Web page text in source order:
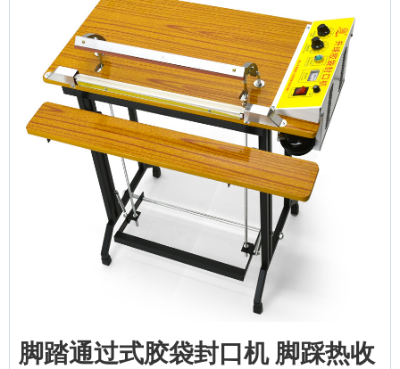
脚踏通过式胶袋封口机 脚踩热收